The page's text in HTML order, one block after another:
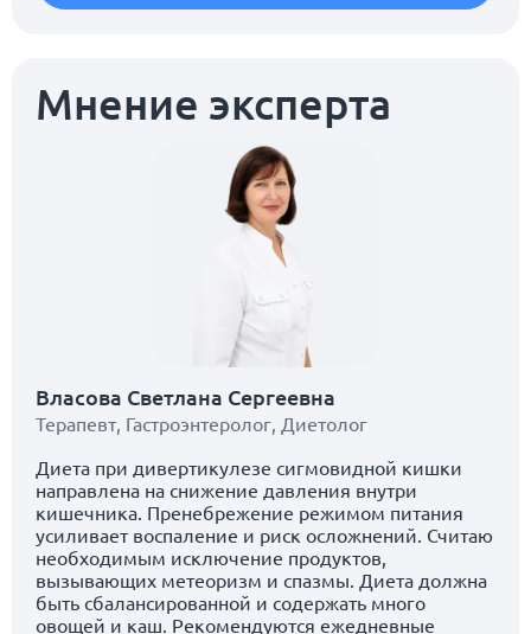
Мнение эксперта
Власова Светлана Сергеевна
Терапевт, Гастроэнтеролог, Диетолог
Диета при дивертикулезе сигмовидной кишки
направлена на снижение давления внутри
кишечника. Пренебрежение режимом питания
усиливает воспаление и риск осложнений. Считаю
необходимым исключение продуктов,
вызывающих метеоризм и спазмы. Диета должна
быть сбалансированной и содержать много
овощей и каш. Рекомендуются ежедневные